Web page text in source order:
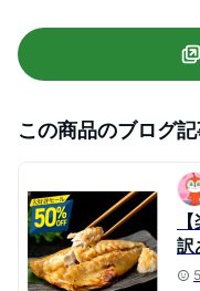
贈り物 贈答用 九州
この商品のブログ
訳
5